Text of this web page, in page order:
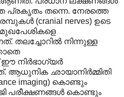
പ്രകൃതം തന്നെ. നേരത്തെ
(cranial nerves) ഉടെ
തലച്ചോറിൽ നിന്നുള്ള
നിർഭാഗ്യർ
ആധുനിക ഛായാനിർമ്മിതി
imaging) കൊണ്ടും
പരീക്ഷണങ്ങൾ കൊണ്ടും